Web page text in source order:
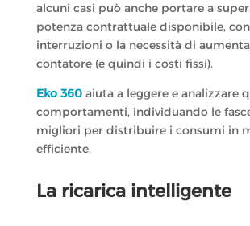
alcuni casi può anche portare a
potenza contrattuale disponibile,
interruzioni o la necessità di
contatore (e quindi i costi fissi).
Eko 360aiuta a leggere e analizzare
comportamenti, individuando le
migliori per distribuire i consumi in
efficiente.
La ricarica intelligente